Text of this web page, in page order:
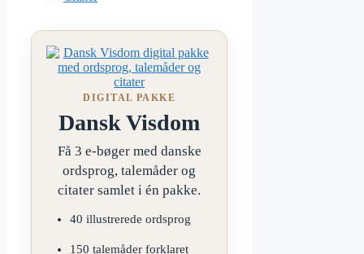
DIGITAL PAKKE
Dansk Visdom
Få 3 e-bøger med danske
ordsprog, talemåder og
citater samlet i én pakke.
40 illustrerede ordsprog
150 talemåder forklaret